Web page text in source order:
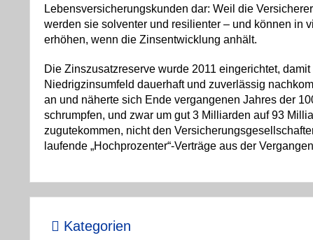
Lebensversicherungskunden dar: Weil die
werden sie solventer und resilienter – und können in
erhöhen, wenn die Zinsentwicklung anhält.
Die Zinszusatzreserve wurde 2011 eingerichtet,
Niedrigzinsumfeld dauerhaft und zuverlässig
an und näherte sich Ende vergangenen Jahres der
schrumpfen, und zwar um gut 3 Milliarden auf 93
zugutekommen, nicht den
laufende „Hochprozenter“-Verträge aus der
Kategorien